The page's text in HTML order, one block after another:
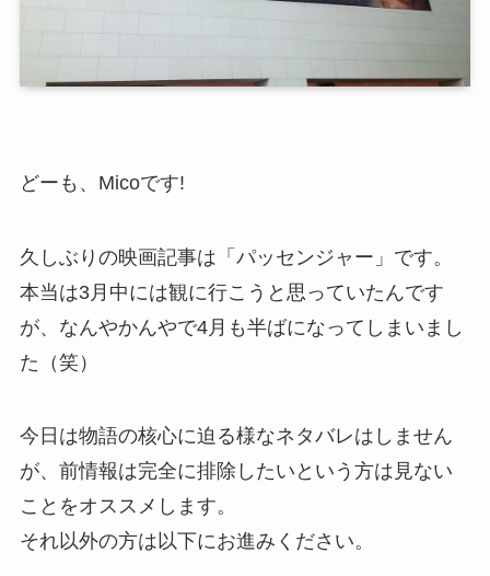
どーも、Micoです!
久しぶりの映画記事は「パッセンジャー」です。
本当は3月中には観に行こうと思っていたんです
が、なんやかんやで4月も半ばになってしまいまし
た（笑）
今日は物語の核心に迫る様なネタバレはしません
が、前情報は完全に排除したいという方は見ない
ことをオススメします。
それ以外の方は以下にお進みください。